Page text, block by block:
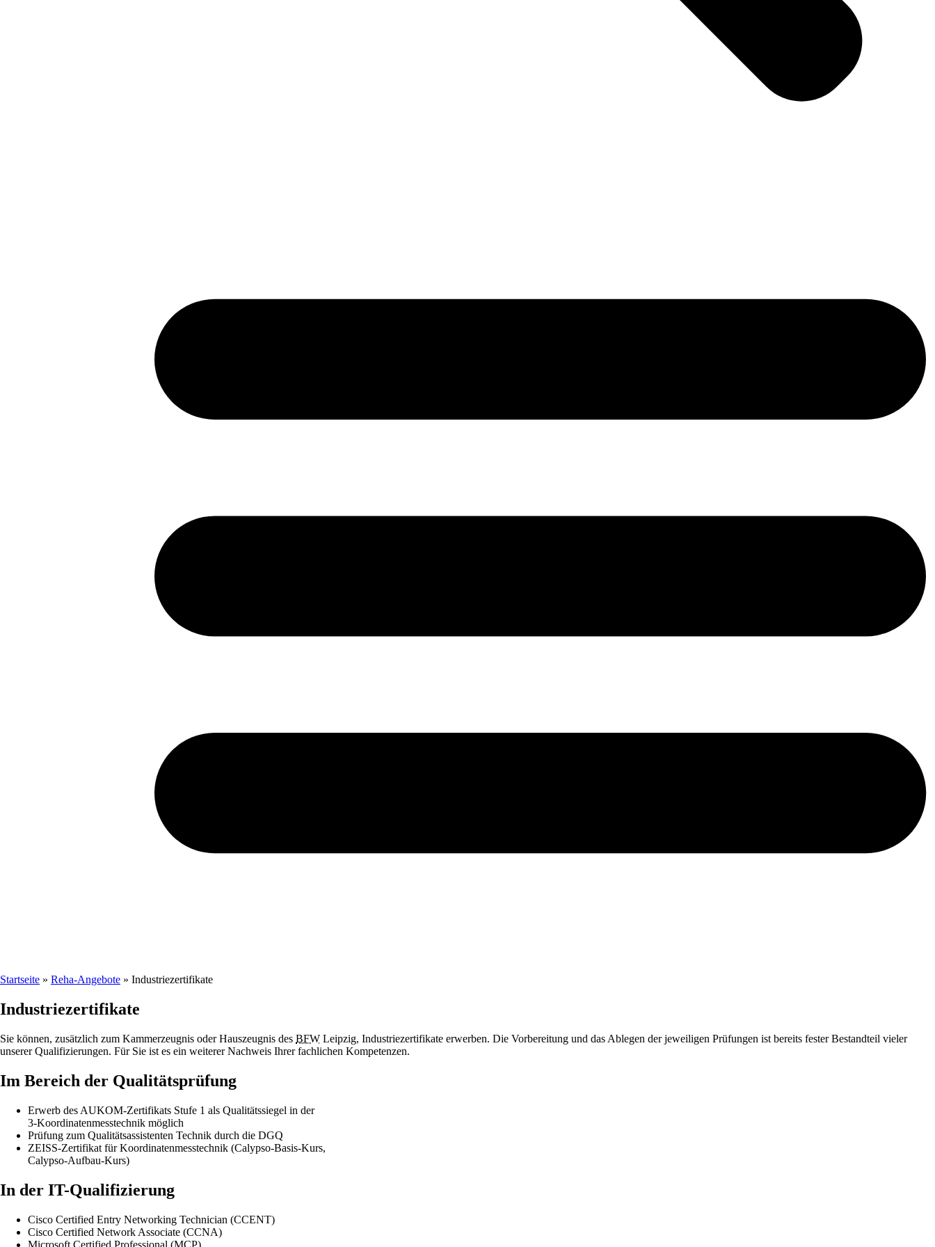
Startseite » Reha-Angebote » Industriezertifikate
Industriezertifikate
Sie können, zusätzlich zum Kammerzeugnis oder Hauszeugnis des BFW Leipzig, Industriezertifikate erwerben. Die Vorbereitung und das Ablegen der jeweiligen Prüfungen ist bereits fester Bestandteil vieler
unserer Qualifizierungen. Für Sie ist es ein weiterer Nachweis Ihrer fachlichen Kompetenzen.
Im Bereich der Qualitätsprüfung
Erwerb des AUKOM-Zertifikats Stufe 1 als Qualitätssiegel in der
3-Koordinatenmesstechnik möglich
Prüfung zum Qualitätsassistenten Technik durch die DGQ
ZEISS-Zertifikat für Koordinatenmesstechnik (Calypso-Basis-Kurs,
Calypso-Aufbau-Kurs)
In der IT-Qualifizierung
Cisco Certified Entry Networking Technician (CCENT)
Cisco Certified Network Associate (CCNA)
Microsoft Certified Professional (MCP)